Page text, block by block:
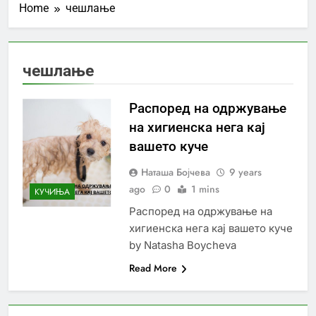
Home чешлање
чешлање
КУЧИЊА
Распоред на одржување
на хигиенска нега кај
вашето куче
Наташа Бојчева
9 years
ago
0 1 mins
Распоред на одржување на
хигиенска нега кај вашето куче
by Natasha Boycheva
Read More